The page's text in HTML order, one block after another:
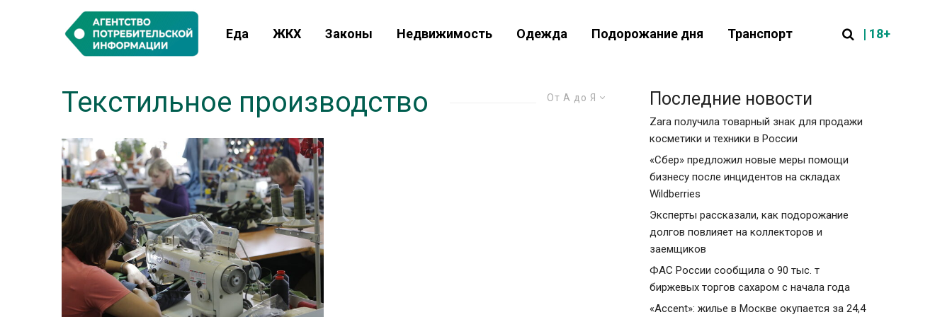
Еда ЖКХ Законы Недвижимость Одежда Подорожание дня Транспорт | 18+
От А до Я
Текстильное производство Последние новости
Zara получила товарный знак для продажи
косметики и техники в России
«Сбер» предложил новые меры помощи
бизнесу после инцидентов на складах
Wildberries
Эксперты рассказали, как подорожание
долгов повлияет на коллекторов и
заемщиков
ФАС России сообщила о 90 тыс. т
биржевых торгов сахаром с начала года
«Accent»: жилье в Москве окупается за 24,4